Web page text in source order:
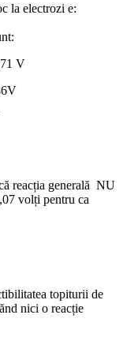
la electrozi e:
V
reacția generală NU
volți pentru ca
topiturii de
nici o reacție